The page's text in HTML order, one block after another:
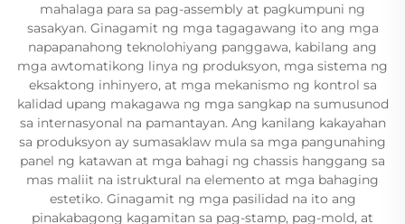
mahalaga para sa pag-assembly at pagkumpuni ng
sasakyan. Ginagamit ng mga tagagawang ito ang mga
napapanahong teknolohiyang panggawa, kabilang ang
mga awtomatikong linya ng produksyon, mga sistema ng
eksaktong inhinyero, at mga mekanismo ng kontrol sa
kalidad upang makagawa ng mga sangkap na sumusunod
sa internasyonal na pamantayan. Ang kanilang kakayahan
sa produksyon ay sumasaklaw mula sa mga pangunahing
panel ng katawan at mga bahagi ng chassis hanggang sa
mas maliit na istruktural na elemento at mga bahaging
estetiko. Ginagamit ng mga pasilidad na ito ang
pinakabagong kagamitan sa pag-stamp, pag-mold, at